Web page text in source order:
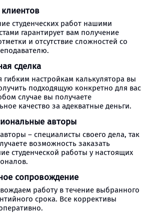
студенческих работ нашими
гарантирует вам получение
и отсутствие сложностей со
сделка
гибким настройкам калькулятора вы
подходящую конкретно для вас
случае вы получаете
качество за адекватные деньги.
авторы
– специалисты своего дела, так
возможность заказать
студенческой работы у настоящих
сопровождение
работу в течение выбранного
срока. Все коррективы